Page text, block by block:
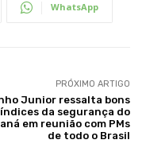
WhatsApp
PRÓXIMO ARTIGO
Junior ressalta bons
índices da segurança do
em reunião com PMs
de todo o Brasil